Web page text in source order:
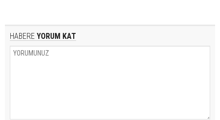
HABERE YORUM KAT